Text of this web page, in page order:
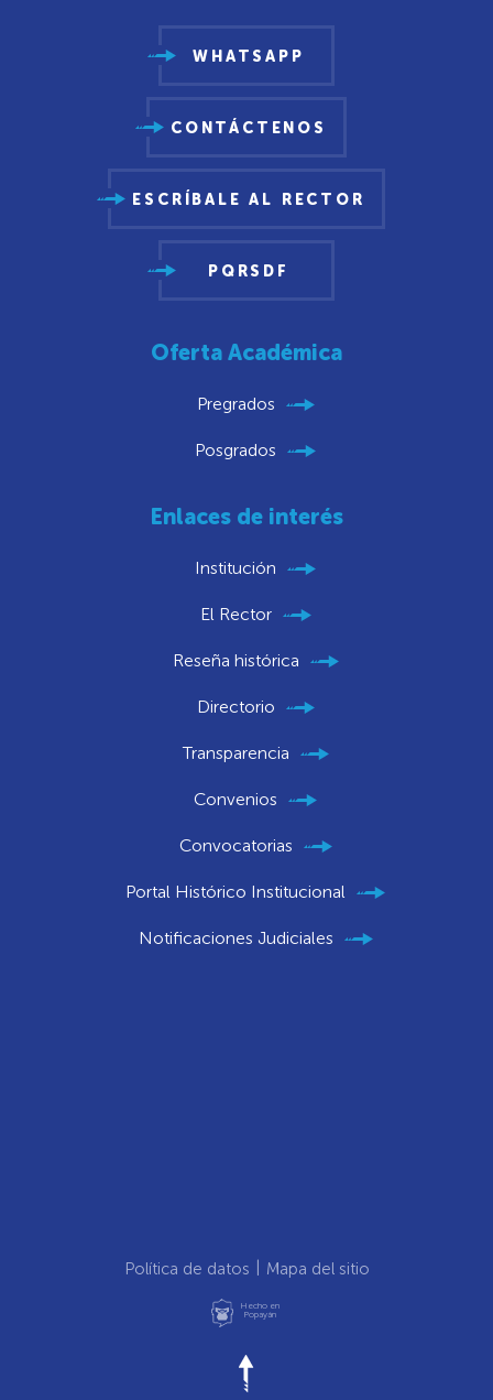
WHATSAPP
CONTÁCTENOS
ESCRÍBALE AL RECTOR
PQRSDF
Oferta Académica
Pregrados
Posgrados
Enlaces de interés
Institución
El Rector
Reseña histórica
Directorio
Transparencia
Convenios
Convocatorias
Portal Histórico Institucional
Notificaciones Judiciales
Política de datos Mapa del sitio
Hecho en
Popayán